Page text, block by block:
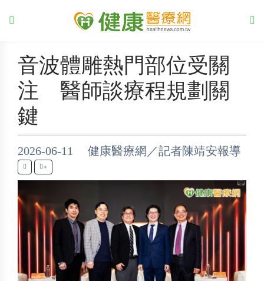
音波體雕熱門部位受關
注 醫師談療程規劃關
鍵
2026-06-11 健康醫療網／記者陳靖安報導
+